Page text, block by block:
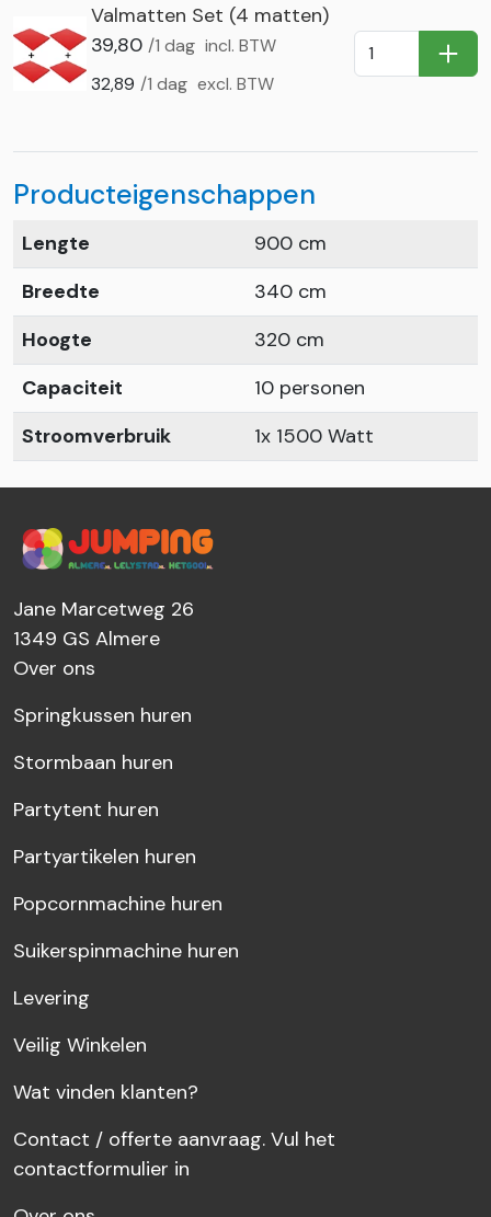
Valmatten Set (4 matten)
39,80 /1 dag incl. BTW
32,89 /1 dag excl. BTW
In
Producteigenschappen
Lengte
900 cm
Breedte
340 cm
Hoogte
320 cm
Capaciteit
10 personen
Stroomverbruik
1x 1500 Watt
Jane Marcetweg 26
1349 GS Almere
Over ons
Springkussen huren
Stormbaan huren
Partytent huren
Partyartikelen huren
Popcornmachine huren
Suikerspinmachine huren
Levering
Veilig Winkelen
Wat vinden klanten?
Contact / offerte aanvraag. Vul het
contactformulier in